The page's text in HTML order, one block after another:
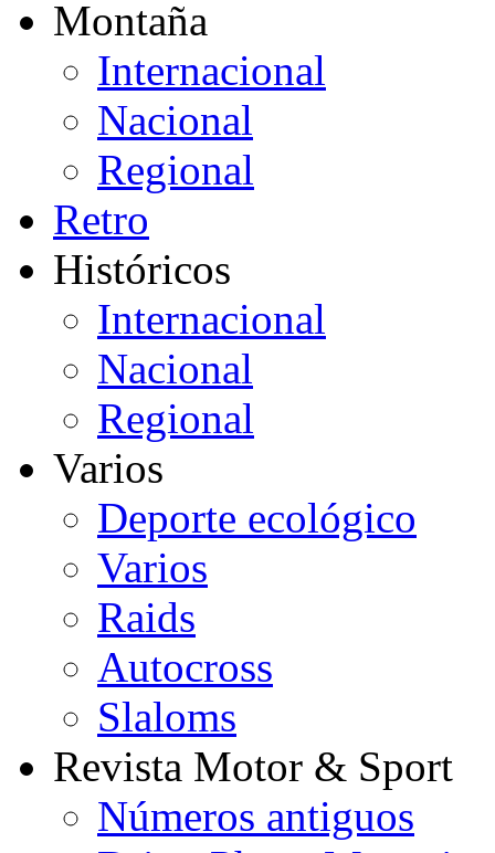
Montaña
Internacional
Nacional
Regional
Retro
Históricos
Internacional
Nacional
Regional
Varios
Deporte ecológico
Varios
Raids
Autocross
Slaloms
Revista Motor & Sport
Números antiguos